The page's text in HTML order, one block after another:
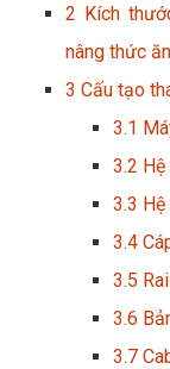
2 Kích
nâng thức
3 Cấu tạo
3.1
3.2
3.3
3.4
3.5
3.6
3.7